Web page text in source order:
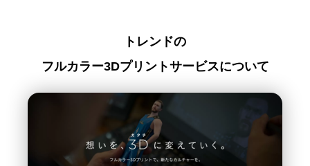
トレンドの
フルカラー3Dプリントサービスについて